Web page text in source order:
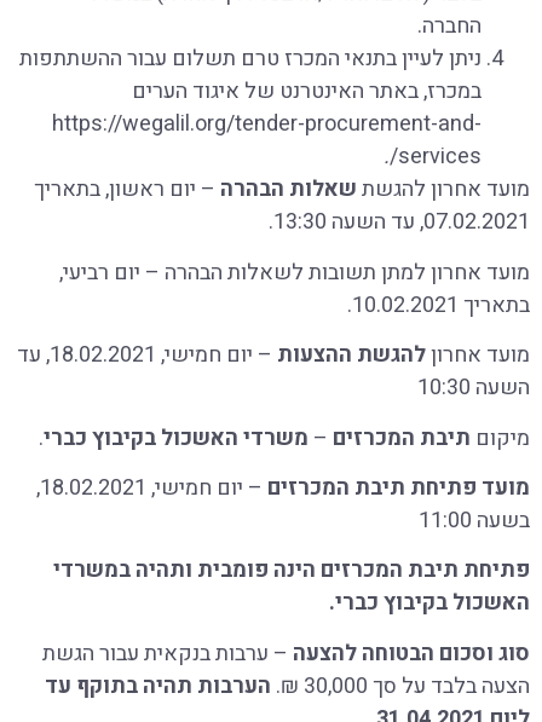
החברה.
ניתן לעיין בתנאי המכרז טרם תשלום עבור ההשתתפות
במכרז, באתר האינטרנט של איגוד הערים
https://wegalil.org/tender-procurement-and-
services/
.
מועד אחרון להגשתשאלות הבהרה – יום ראשון, בתאריך
07.02.2021, עד השעה 13:30.
מועד אחרון למתן תשובות לשאלות הבהרה – יום רביעי,
בתאריך 10.02.2021.
מועד אחרוןלהגשת ההצעות
– יום חמישי, 18.02.2021, עד
השעה 10:30
מיקום תיבת המכרזים – משרדי האשכולבקיבוץ כברי.
מועד פתיחת תיבת המכרזים
– יום חמישי, 18.02.2021,
בשעה 11:00
פתיחת תיבת המכרזים הינה פומבית ותהיה במשרדי
האשכולבקיבוץ כברי.
סוג וסכום הבטוחהלהצעה – ערבות בנקאית עבור הגשת
הצעה בלבד על סך 30,000 ₪.
הערבות תהיה בתוקף עד